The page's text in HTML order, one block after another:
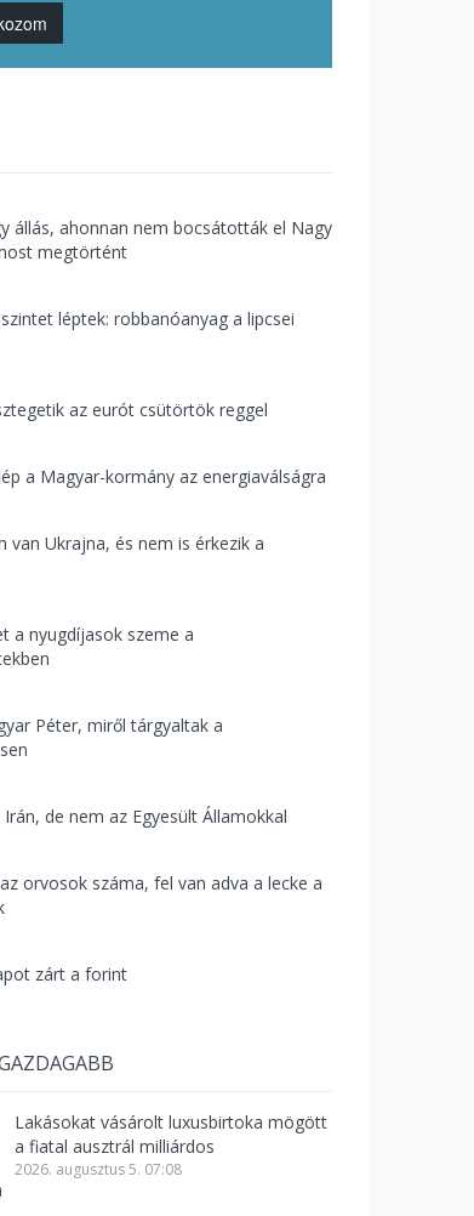
állás, ahonnan nem bocsátották el Nagy
megtörtént
léptek: robbanóanyag a lipcsei
az eurót csütörtök reggel
a Magyar-kormány az energiaválságra
van Ukrajna, és nem is érkezik a
a nyugdíjasok szeme a
Péter, miről tárgyaltak a
de nem az Egyesült Államokkal
orvosok száma, fel van adva a lecke a
zárt a forint
Lakásokat vásárolt luxusbirtoka mögött
a fiatal ausztrál milliárdos
2026. augusztus 5. 07:08